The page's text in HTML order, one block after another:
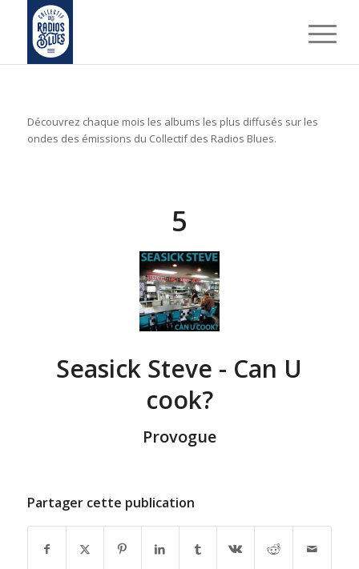
Découvrez chaque mois les albums les plus diffusés sur les
ondes des émissions du Collectif des Radios Blues.
5
Seasick Steve - Can U
cook?
Provogue
Partager cette publication